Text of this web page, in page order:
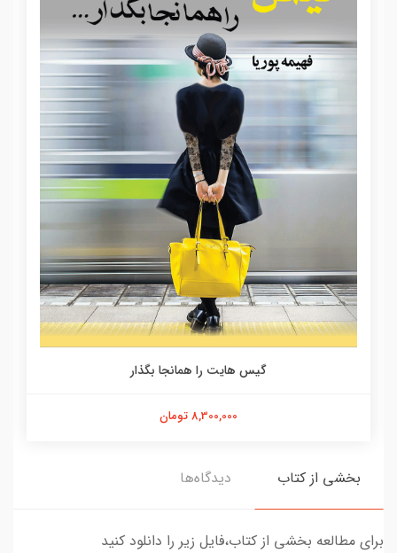
گیس هایت را همانجا بگذار
8,300,000 تومان
بخشی از کتاب دیدگاه‌ها
برای مطالعه بخشی از کتاب،فایل زیر را دانلود کنید